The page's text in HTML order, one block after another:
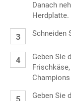
Danach
Herdplatte.
Schneiden
Geben Sie
Geben Sie